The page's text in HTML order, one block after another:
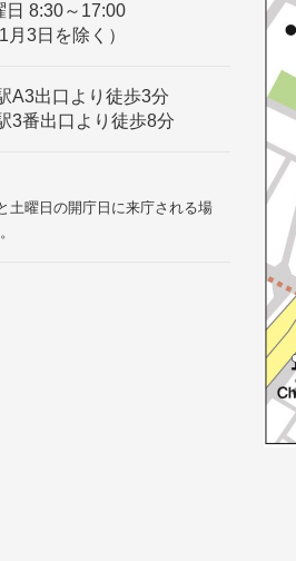
日 8:30～17:00
3日を除く）
A3出口より徒歩3分
3番出口より徒歩8分
土曜日の開庁日に来庁される場